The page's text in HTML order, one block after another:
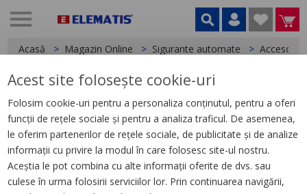
Acasă Magazin Online Sigurante automate Accesorii
< Accesorii
Pieptene 3P+N 13 module
Acest site folosește cookie-uri
Folosim cookie-uri pentru a personaliza conținutul, pentru a oferi
funcții de rețele sociale și pentru a analiza traficul. De asemenea,
le oferim partenerilor de rețele sociale, de publicitate și de analize
informații cu privire la modul în care folosesc site-ul nostru.
Aceștia le pot combina cu alte informații oferite de dvs. sau
culese în urma folosirii serviciilor lor. Prin continuarea navigării,